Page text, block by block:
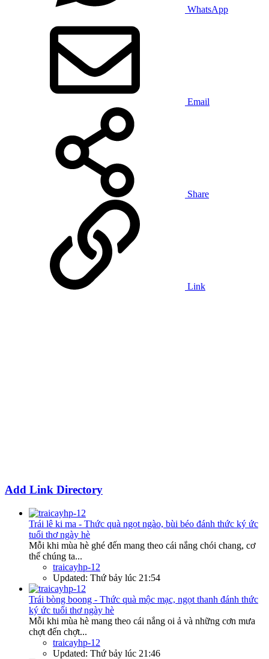
WhatsApp
Email
Share
Link
Add Link Directory
Trái lê ki ma - Thức quà ngọt ngào, bùi béo đánh thức ký ức
tuổi thơ ngày hè
Mỗi khi mùa hè ghé đến mang theo cái nắng chói chang, cơ
thể chúng ta...
traicayhp-12
Updated: Thứ bảy lúc 21:54
Trái bòng boong - Thức quà mộc mạc, ngọt thanh đánh thức
ký ức tuổi thơ ngày hè
Mỗi khi mùa hè mang theo cái nắng oi ả và những cơn mưa
chợt đến chợt...
traicayhp-12
Updated: Thứ bảy lúc 21:46